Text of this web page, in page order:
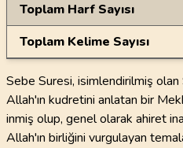
Toplam Harf Sayısı
Toplam Kelime Sayısı
Sebe Suresi, isimlendirilmiş
Allah'ın kudretini anlatan bir
inmiş olup, genel olarak ahiret
Allah'ın birliğini vurgulayan